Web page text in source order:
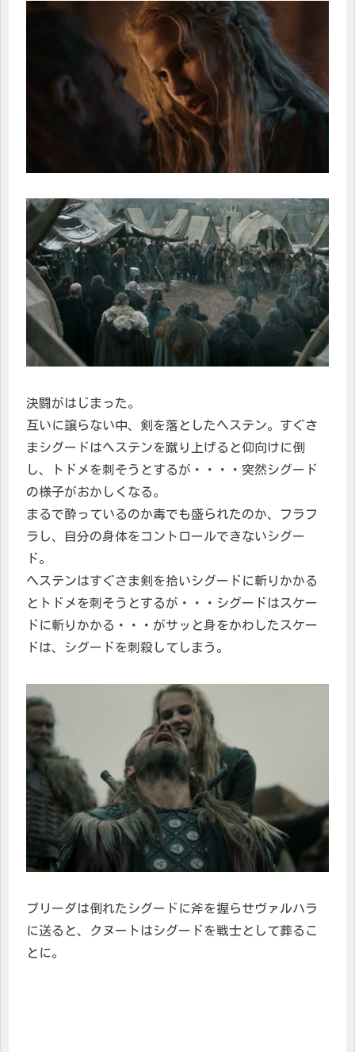
決闘がはじまった。
互いに譲らない中、剣を落としたヘステン。すぐさ
まシグードはヘステンを蹴り上げると仰向けに倒
し、トドメを刺そうとするが・・・・突然シグード
の様子がおかしくなる。
まるで酔っているのか毒でも盛られたのか、フラフ
ラし、自分の身体をコントロールできないシグー
ド。
ヘステンはすぐさま剣を拾いシグードに斬りかかる
とトドメを刺そうとするが・・・シグードはスケー
ドに斬りかかる・・・がサッと身をかわしたスケー
ドは、シグードを刺殺してしまう。
ブリーダは倒れたシグードに斧を握らせヴァルハラ
に送ると、クヌートはシグードを戦士として葬るこ
とに。